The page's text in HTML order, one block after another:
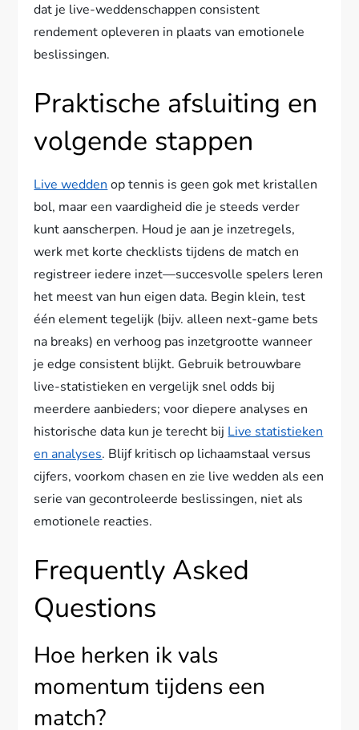
dat je live-weddenschappen consistent
rendement opleveren in plaats van emotionele
beslissingen.
Praktische afsluiting en
volgende stappen
Live weddenop tennis is geen gok met kristallen
bol, maar een vaardigheid die je steeds verder
kunt aanscherpen. Houd je aan je inzetregels,
werk met korte checklists tijdens de match en
registreer iedere inzet—succesvolle spelers leren
het meest van hun eigen data. Begin klein, test
één element tegelijk (bijv. alleen next-game bets
na breaks) en verhoog pas inzetgrootte wanneer
je edge consistent blijkt. Gebruik betrouwbare
live-statistieken en vergelijk snel odds bij
meerdere aanbieders; voor diepere analyses en
historische data kun je terecht bijLive statistieken
en analyses. Blijf kritisch op lichaamstaal versus
cijfers, voorkom chasen en zie live wedden als een
serie van gecontroleerde beslissingen, niet als
emotionele reacties.
Frequently Asked
Questions
Hoe herken ik vals
momentum tijdens een
match?